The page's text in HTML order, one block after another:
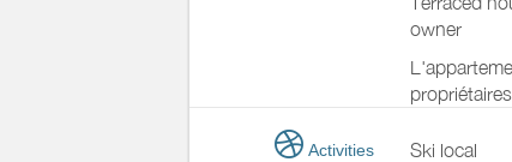
owner
Activities Ski local